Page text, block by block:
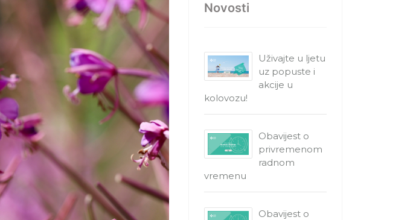
Novosti
Uživajte u ljetu
uz popuste i
akcije u
kolovozu!
Obavijest o
privremenom
radnom
vremenu
Obavijest o